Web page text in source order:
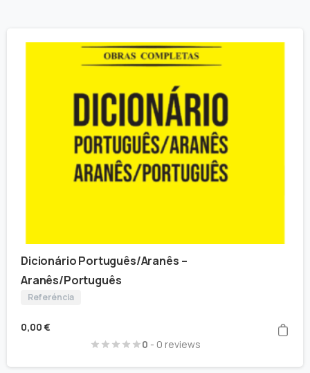
Dicionário Português/Aranês –
Aranês/Português
Referéncia
0,00 €
0 - 0 reviews